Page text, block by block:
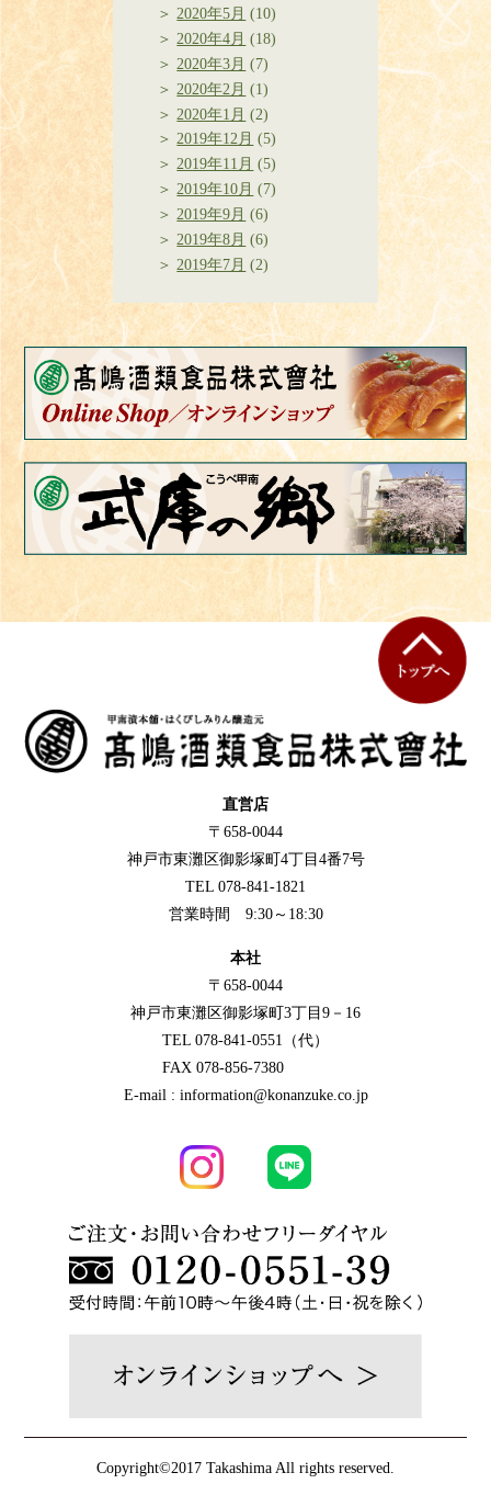
2020年5月 (10)
2020年4月 (18)
2020年3月 (7)
2020年2月 (1)
2020年1月 (2)
2019年12月 (5)
2019年11月 (5)
2019年10月 (7)
2019年9月 (6)
2019年8月 (6)
2019年7月 (2)
直営店
〒658-0044
神戸市東灘区御影塚町4丁目4番7号
TEL 078-841-1821
営業時間 9:30～18:30
本社
〒658-0044
神戸市東灘区御影塚町3丁目9－16
TEL 078-841-0551（代）
FAX 078-856-7380
E-mail : information@konanzuke.co.jp
Copyright©2017 Takashima All rights reserved.